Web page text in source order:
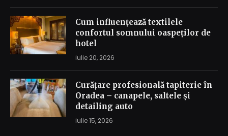
Cum influențează textilele
confortul somnului oaspeților de
hotel
iulie 20, 2026
Curățare profesională tapiterie în
Oradea – canapele, saltele și
detailing auto
iulie 15, 2026